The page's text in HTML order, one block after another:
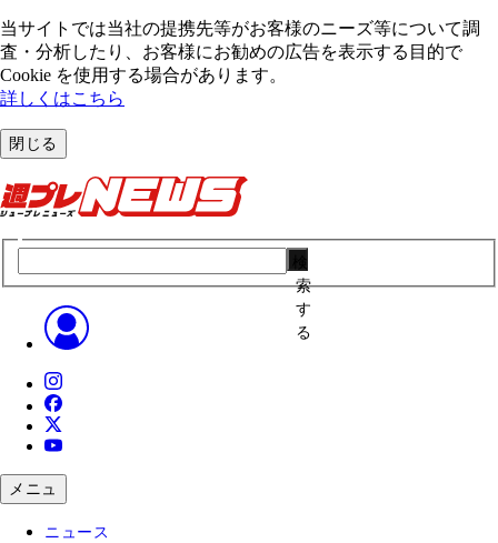
当サイトでは当社の提携先等がお客様のニーズ等について調
査・分析したり、お客様にお勧めの広告を表⽰する⽬的で
Cookie を使⽤する場合があります。
詳しくはこちら
閉じる
索
す
る
メニュ
ニュース